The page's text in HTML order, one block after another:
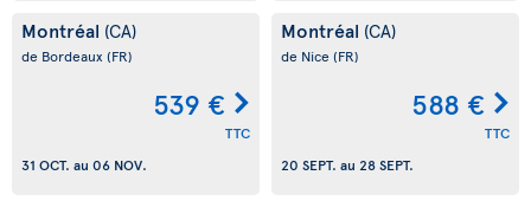
Montréal (CA)
de Bordeaux (FR)
539 €
TTC
31 OCT. au 06 NOV.
Montréal (CA)
de Nice (FR)
588 €
TTC
20 SEPT. au 28 SEPT.